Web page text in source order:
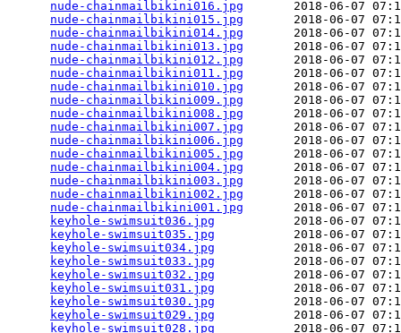
nude-chainmailbikini016.jpg
2018-06-07
nude-chainmailbikini015.jpg
2018-06-07
nude-chainmailbikini014.jpg
2018-06-07
nude-chainmailbikini013.jpg
2018-06-07
nude-chainmailbikini012.jpg
2018-06-07
nude-chainmailbikini011.jpg
2018-06-07
nude-chainmailbikini010.jpg
2018-06-07
nude-chainmailbikini009.jpg
2018-06-07
nude-chainmailbikini008.jpg
2018-06-07
nude-chainmailbikini007.jpg
2018-06-07
nude-chainmailbikini006.jpg
2018-06-07
nude-chainmailbikini005.jpg
2018-06-07
nude-chainmailbikini004.jpg
2018-06-07
nude-chainmailbikini003.jpg
2018-06-07
nude-chainmailbikini002.jpg
2018-06-07
nude-chainmailbikini001.jpg
2018-06-07
keyhole-swimsuit036.jpg
2018-06-07
keyhole-swimsuit035.jpg
2018-06-07
keyhole-swimsuit034.jpg
2018-06-07
keyhole-swimsuit033.jpg
2018-06-07
keyhole-swimsuit032.jpg
2018-06-07
keyhole-swimsuit031.jpg
2018-06-07
keyhole-swimsuit030.jpg
2018-06-07
keyhole-swimsuit029.jpg
2018-06-07
keyhole-swimsuit028.jpg
2018-06-07